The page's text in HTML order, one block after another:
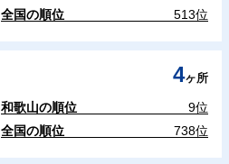
全国の順位
513位
4ヶ所
和歌山の順位
9位
全国の順位
738位